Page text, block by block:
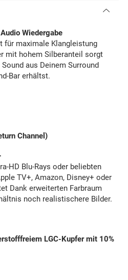
Wiedergabe
für maximale Klangleistung
mit hohem Silberanteil sorgt
aus Deinem Surround
Bar erhältst.
Channel)
HD Blu-Rays oder beliebten
TV+, Amazon, Disney+ oder
Dank erweiterten Farbraum
noch realistischere Bilder.
LGC-Kupfer mit 10%